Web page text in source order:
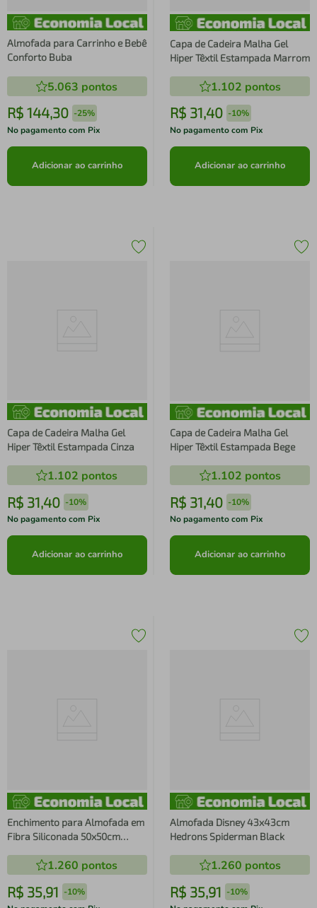
Almofada para Carrinho e Bebê
Conforto Buba
5.063 pontos
R$ 144,30 -25%
No pagamento com Pix
Adicionar ao carrinho
Capa de Cadeira Malha Gel
Hiper Têxtil Estampada Marrom
1.102 pontos
R$ 31,40 -10%
No pagamento com Pix
Adicionar ao carrinho
Capa de Cadeira Malha Gel
Hiper Têxtil Estampada Cinza
1.102 pontos
R$ 31,40 -10%
No pagamento com Pix
Adicionar ao carrinho
Capa de Cadeira Malha Gel
Hiper Têxtil Estampada Bege
1.102 pontos
R$ 31,40 -10%
No pagamento com Pix
Adicionar ao carrinho
Enchimento para Almofada em
Fibra Siliconada 50x50cm
1.260 pontos
R$ 35,91 -10%
Almofada Disney 43x43cm
Hedrons Spiderman Black
1.260 pontos
R$ 35,91 -10%